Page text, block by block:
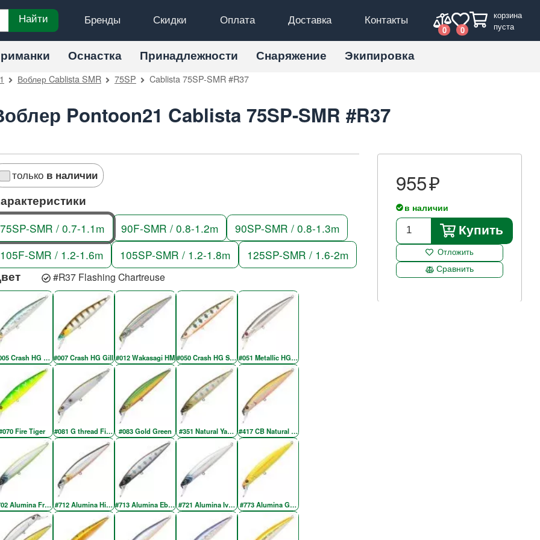
Бренды Скидки Оплата Доставка Контакты
Найти
0 0
корзина
пуста
Оснастка Принадлежности Снаряжение Экипировка
Воблер Cablista SMR 75SP Cablista 75SP-SMR #R37
Pontoon21 Cablista 75SP-SMR #R37
только в наличии
75SP-SMR / 0.7-1.1m 90F-SMR / 0.8-1.2m
90SP-SMR / 0.8-1.3m
105F-SMR / 1.2-1.6m
105SP-SMR / 1.2-1.8m 125SP-SMR / 1.6-2m
#R37 Flashing Chartreuse
Crash HG Wakasagi#007 Crash HG Gill #012 Wakasagi HM #050 Crash HG Silver Amago#051 Metallic HG Silver & Black OB RE
Fire Tiger #081 G thread Fin Shad#083 Gold Green #351 Natural Yamame YE#417 CB Natural Brown
Alumina Fresh Green SH#712 Alumina Higenaga#713 Alumina Ebony Yamame#721 Alumina Ivory Back Silver#773 Alumina Gold Chartreuse
955
в наличии
Купить
Отложить
Сравнить